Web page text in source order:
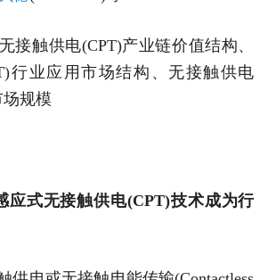
无接触供电(CPT)产业链价值结构、
行业应用市场结构、无接触供电
规模
应式无接触供电(CPT)技术成为行